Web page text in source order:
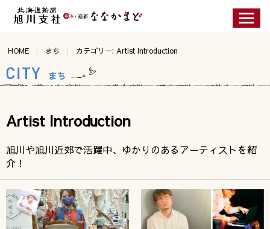
HOME まち カテゴリー: Artist Introduction
Artist Introduction
旭川や旭川近郊で活躍中、ゆかりのあるアーティストを紹
介！